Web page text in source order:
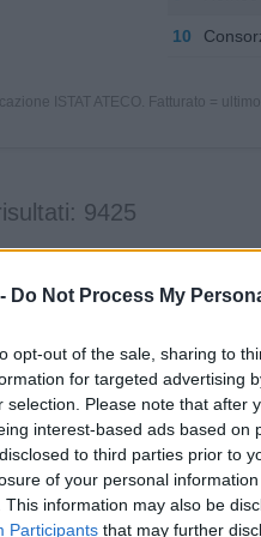
Do Not Process My
opt-out of the sale, sharing to
for targeted advertising
selection. Please note that after
interest-based ads based
to third parties prior to
of your personal
This information may also be
Participants that may further
10
ISTAT ATECO. Fatturato =
9425
ALFREDO E FRATELLI SNC
HOLDING S.P.A.